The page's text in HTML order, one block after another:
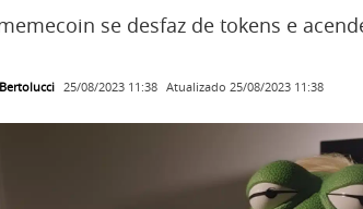
se desfaz de tokens e
25/08/2023 11:38 Atualizado 25/08/2023 11:38